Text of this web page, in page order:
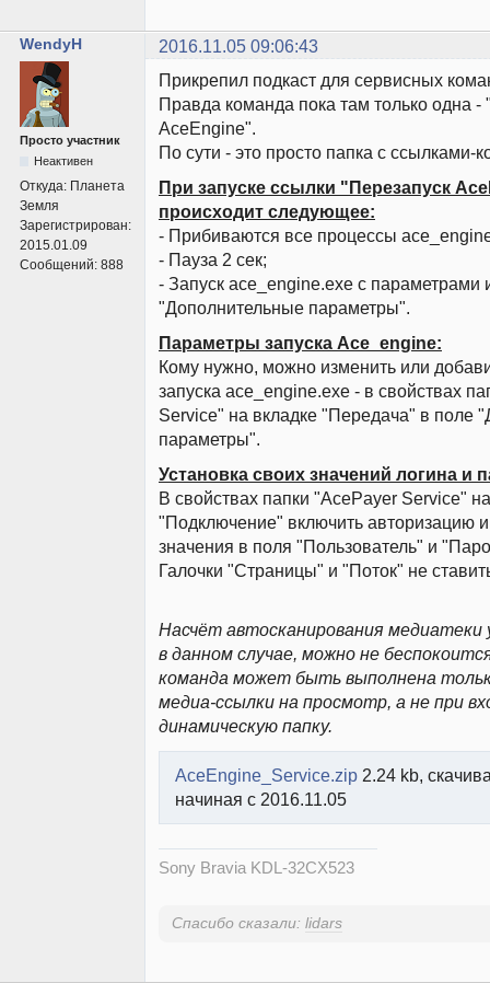
WendyH 2016.11.05 09:06:43
Просто участник
Неактивен
Откуда: Планета
Земля
Зарегистрирован:
2015.01.09
Сообщений: 888
Прикрепил подкаст для сервисных
Правда команда пока там только одна -
AceEngine".
По сути - это просто папка с ссылками-
При запуске ссылки "Перезапуск
происходит следующее:
- Прибиваются все процессы
- Пауза 2 сек;
- Запуск ace_engine.exe с параметрами
"Дополнительные параметры".
Параметры запуска Ace_engine:
Кому нужно, можно изменить или
запуска ace_engine.exe - в свойствах
Service" на вкладке "Передача" в поле
параметры".
Установка своих значений логина и
В свойствах папки "AcePayer Service"
"Подключение" включить авторизацию
значения в поля "Пользователь" и
Галочки "Страницы" и "Поток" не
Насчёт автосканирования медиатеки
в данном случае, можно не
команда может быть выполнена
медиа-ссылки на просмотр, а не при
динамическую папку.
AceEngine_Service.zip 2.24 kb,
начиная с 2016.11.05
Sony Bravia KDL-32CX523
Спасибо сказали: lidars